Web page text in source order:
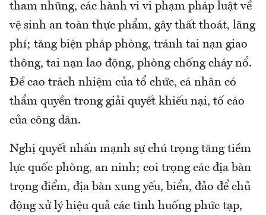
tham nhũng, các hành vi vi phạm pháp luật về
vệ sinh an toàn thực phẩm, gây thất thoát, lãng
phí; tăng biện pháp phòng, tránh tai nạn giao
thông, tai nạn lao động, phòng chống cháy nổ.
Đề cao trách nhiệm của tổ chức, cá nhân có
thẩm quyền trong giải quyết khiếu nại, tố cáo
của công dân.
Nghị quyết nhấn mạnh sự chú trọng tăng tiềm
lực quốc phòng, an ninh; coi trọng các địa bàn
trọng điểm, địa bàn xung yếu, biển, đảo để chủ
động xử lý hiệu quả các tình huống phức tạp,